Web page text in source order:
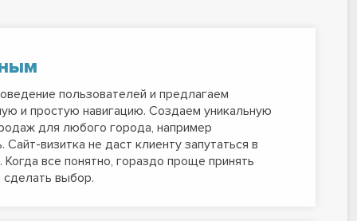
пользователей и предлагаем
и простую навигацию. Создаем уникальную
для любого города, например
Сайт-визитка не даст клиенту запутаться в
Когда все понятно, гораздо проще принять
выбор.